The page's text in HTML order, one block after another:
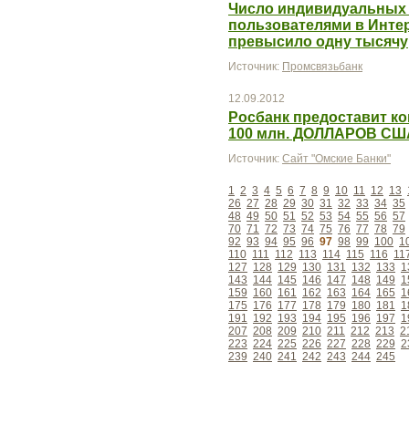
Число индивидуальных
пользователями в
превысило одну тысячу
Источник: Промсвязьбанк
12.09.2012
Росбанк предоставит
100 млн. ДОЛЛАРОВ
Источник: Сайт "Омские Банки"
1 2 3 4 5 6 7 8 9 10 11 12 13
26 27 28 29 30 31 32 33 34 35
48 49 50 51 52 53 54 55 56 57
70 71 72 73 74 75 76 77 78 79
92 93 94 95 96 97 98 99 100
110 111 112 113 114 115 116
127 128 129 130 131 132 133
143 144 145 146 147 148 149
159 160 161 162 163 164 165
175 176 177 178 179 180 181
191 192 193 194 195 196 197
207 208 209 210 211 212 213
223 224 225 226 227 228 229
239 240 241 242 243 244 245